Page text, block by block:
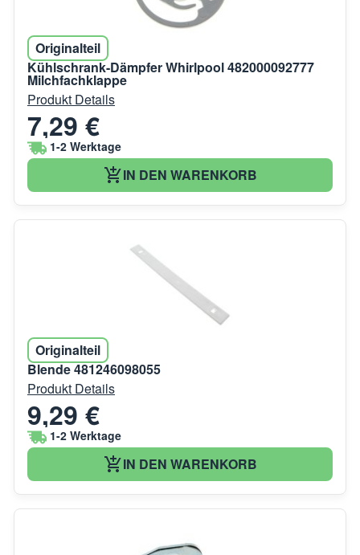
Originalteil
Kühlschrank-Dämpfer Whirlpool 482000092777
Milchfachklappe
Produkt Details
7,29 €
1-2 Werktage
IN DEN WARENKORB
Originalteil
Blende 481246098055
Produkt Details
9,29 €
1-2 Werktage
IN DEN WARENKORB